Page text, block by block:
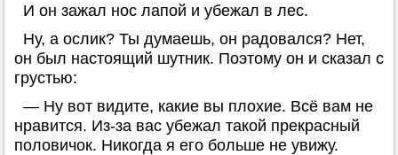
И он зажал нос лапой и убежал в лес.
Ну, а ослик? Ты думаешь, он радовался? Нет,
он был настоящий шутник. Поэтому он и сказал с
грустью:
— Ну вот видите, какие вы плохие. Всё вам не
нравится. Из-за вас убежал такой прекрасный
половичок. Никогда я его больше не увижу.